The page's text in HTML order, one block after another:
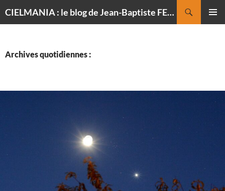
CIELMANIA : le blog de Jean-Baptiste FELDMANN, photographe du ciel
Archives quotidiennes :